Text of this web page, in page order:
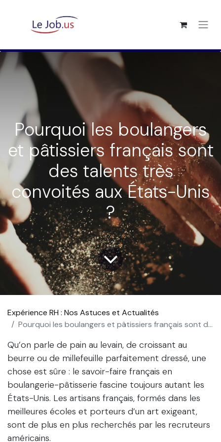
Pourquoi les boulangers
et pâtissiers français sont
des talents très
convoités aux États-Unis
?
Expérience RH : Nos Astuces et Actualités
Pourquoi les boulangers et pâtissiers français sont des talents très convoités aux États-Unis ?
Qu’on parle de pain au levain, de croissant au
beurre ou de millefeuille parfaitement dressé, une
chose est sûre : le savoir-faire français en
boulangerie-pâtisserie fascine toujours autant les
États-Unis. Les artisans français, formés dans les
meilleures écoles et porteurs d’un art exigeant,
sont de plus en plus recherchés par les recruteurs
américains.